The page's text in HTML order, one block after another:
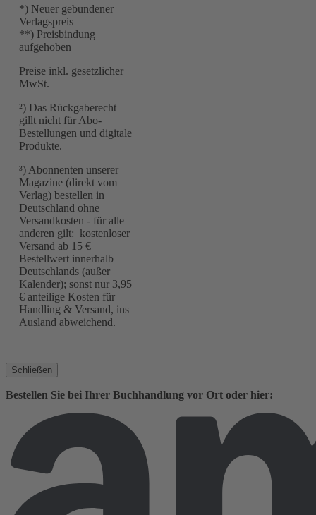
*) Neuer gebundener
Verlagspreis
**) Preisbindung
aufgehoben
Preise inkl. gesetzlicher
MwSt.
²) Das Rückgaberecht
gillt nicht für Abo-
Bestellungen und digitale
Produkte.
³) Abonnenten unserer
Magazine (direkt vom
Verlag) bestellen in
Deutschland ohne
Versandkosten - für alle
anderen gilt: kostenloser
Versand ab 15 €
Bestellwert innerhalb
Deutschlands (außer
Kalender); sonst nur 3,95
€ anteilige Kosten für
Handling & Versand, ins
Ausland abweichend.
Schließen
Bestellen Sie bei Ihrer Buchhandlung vor Ort oder hier: